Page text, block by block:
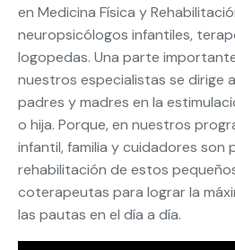
en Medicina Física y
neuropsicólogos infantiles,
logopedas. Una parte
nuestros especialistas se dirige
padres y madres en la
o hija. Porque, en nuestros
infantil, familia y cuidadores son
rehabilitación de estos
coterapeutas para lograr la
las pautas en el día a día.